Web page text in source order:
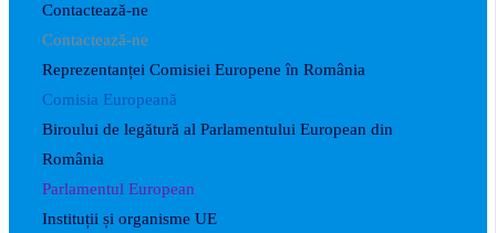
Contactează-ne
Contactează-ne
Reprezentanței Comisiei Europene în România
Comisia Europeană
Biroului de legătură al Parlamentului European din
România
Parlamentul European
Instituții și organisme UE